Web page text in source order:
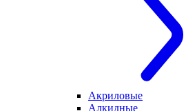
Акриловые
Алкидные